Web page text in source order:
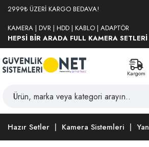
2999₺ ÜZERİ KARGO BEDAVA!
KAMERA | DVR | HDD | KABLO | ADAPTÖR
HEPSİ BİR ARADA FULL KAMERA SETLERİ
Kargom
Hazır Setler Kamera Sistemleri